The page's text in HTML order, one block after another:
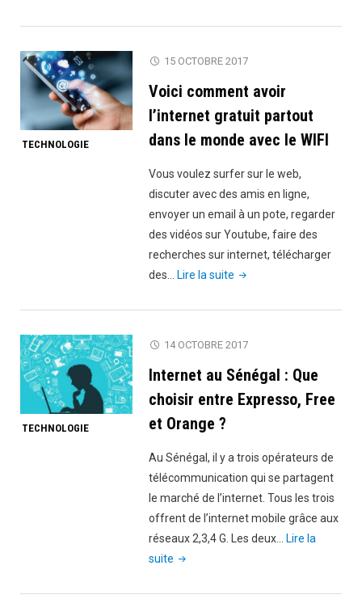
avoir
10
000
visiteurs
jour
sur
son
site
internet"
TECHNOLOGIE
15 OCTOBRE 2017
Voici comment avoir
l’internet gratuit partout
dans le monde avec le WIFI
Vous voulez surfer sur le web,
discuter avec des amis en ligne,
envoyer un email à un pote, regarder
des vidéos sur Youtube, faire des
recherches sur internet, télécharger
des…
Lire la suite "Voici
avoir
partout
dans
avec
le
WIFI"
TECHNOLOGIE
14 OCTOBRE 2017
Internet au Sénégal : Que
choisir entre Expresso, Free
et Orange ?
Au Sénégal, il y a trois opérateurs de
télécommunication qui se partagent
le marché de l’internet. Tous les trois
offrent de l’internet mobile grâce aux
réseaux 2,3,4 G. Les deux…
Lire la
suite "Internet
Sénégal